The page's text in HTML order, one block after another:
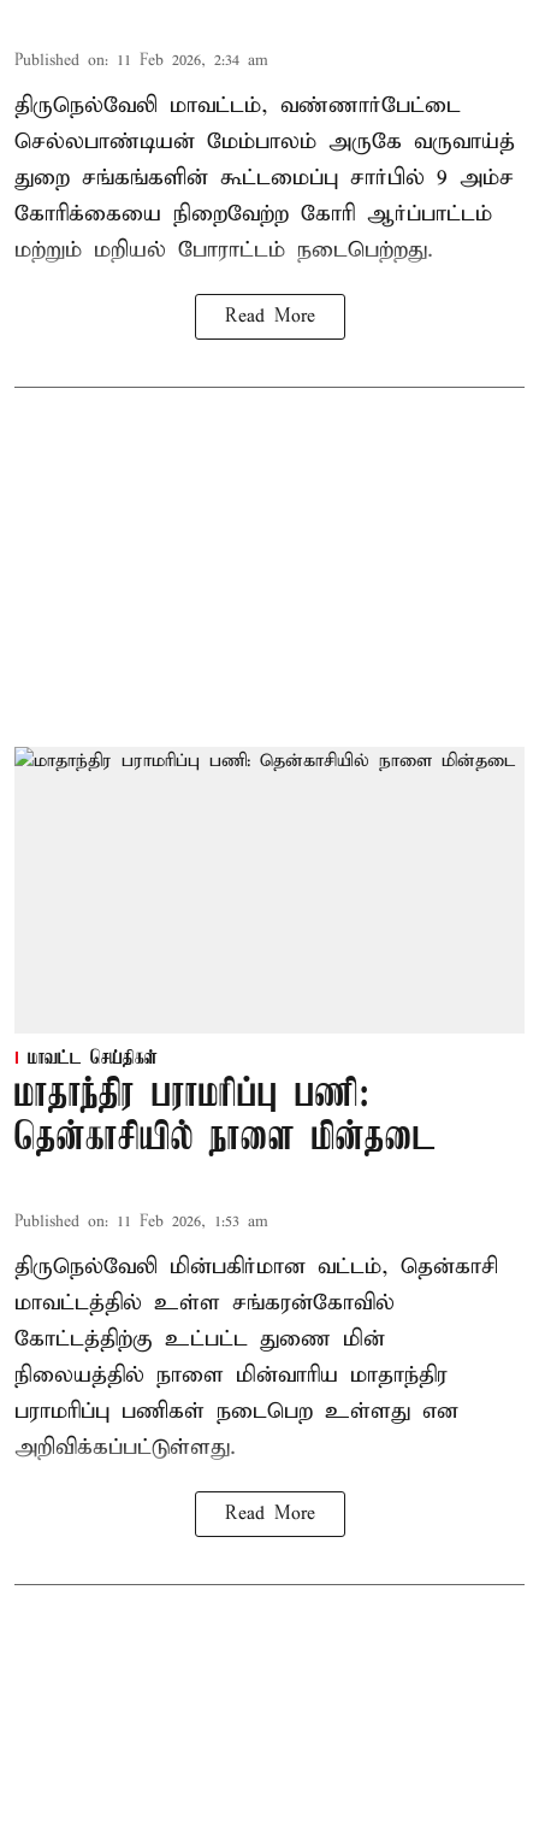
Published on: 11 Feb 2026, 2:34 am
திருநெல்வேலி மாவட்டம், வண்ணார்பேட்டை
செல்லபாண்டியன் மேம்பாலம் அருகே வருவாய்த்
துறை சங்கங்களின் கூட்டமைப்பு சார்பில் 9 அம்ச
கோரிக்கையை நிறைவேற்ற கோரி ஆர்ப்பாட்டம்
மற்றும் மறியல் போராட்டம் நடைபெற்றது.
Read More
மாவட்ட செய்திகள்
மாதாந்திர பராமரிப்பு பணி:
தென்காசியில் நாளை மின்தடை
Published on: 11 Feb 2026, 1:53 am
திருநெல்வேலி மின்பகிர்மான வட்டம், தென்காசி
மாவட்டத்தில் உள்ள சங்கரன்கோவில்
கோட்டத்திற்கு உட்பட்ட துணை மின்
நிலையத்தில் நாளை மின்வாரிய மாதாந்திர
பராமரிப்பு பணிகள் நடைபெற உள்ளது என
அறிவிக்கப்பட்டுள்ளது.
Read More